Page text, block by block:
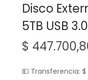
Disco
5TB USB
$
💵 Transferencia: $